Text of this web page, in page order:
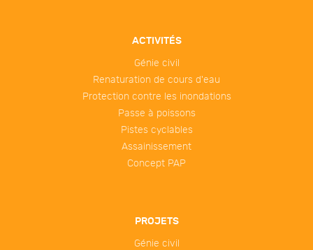
ACTIVITÉS
Génie civil
Renaturation de cours d'eau
Protection contre les inondations
Passe à poissons
Pistes cyclables
Assainissement
Concept PAP
PROJETS
Génie civil